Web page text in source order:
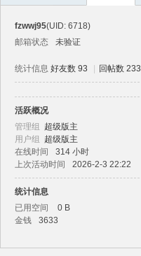
fzwwj95(UID: 6718)
邮箱状态
未验证
统计信息 好友数 93 回帖数 233
活跃概况
管理组 超级版主
用户组 超级版主
在线时间
314 小时
上次活动时间
2026-2-3 22:22
统计信息
已用空间
0 B
金钱
3633